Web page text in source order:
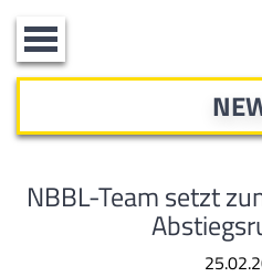
Toggle
navigation
NBBL-Team setzt